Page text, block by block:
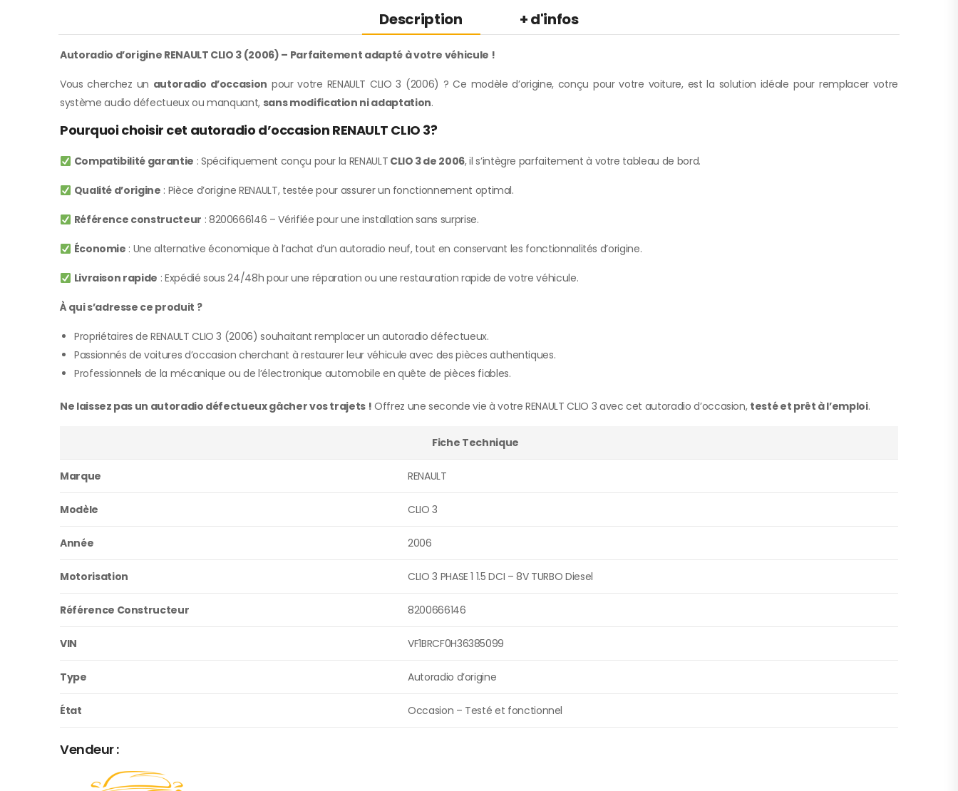
Description + d'infos
Autoradio d’origine RENAULT CLIO 3 (2006) – Parfaitement adapté à votre véhicule !
Vous cherchez un autoradio d’occasion pour votre RENAULT CLIO 3 (2006) ? Ce modèle d’origine, conçu pour votre voiture, est la solution idéale pour remplacer votre
système audio défectueux ou manquant, sans modification ni adaptation.
Pourquoi choisir cet autoradio d’occasion RENAULT CLIO 3?
Compatibilité garantie : Spécifiquement conçu pour la RENAULT CLIO 3 de 2006, il s’intègre parfaitement à votre tableau de bord.
Qualité d’origine : Pièce d’origine RENAULT, testée pour assurer un fonctionnement optimal.
Référence constructeur : 8200666146 – Vérifiée pour une installation sans surprise.
Économie : Une alternative économique à l’achat d’un autoradio neuf, tout en conservant les fonctionnalités d’origine.
Livraison rapide : Expédié sous 24/48h pour une réparation ou une restauration rapide de votre véhicule.
À qui s’adresse ce produit ?
Propriétaires de RENAULT CLIO 3 (2006) souhaitant remplacer un autoradio défectueux.
Passionnés de voitures d’occasion cherchant à restaurer leur véhicule avec des pièces authentiques.
Professionnels de la mécanique ou de l’électronique automobile en quête de pièces fiables.
Ne laissez pas un autoradio défectueux gâcher vos trajets ! Offrez une seconde vie à votre RENAULT CLIO 3 avec cet autoradio d’occasion, testé et prêt à l’emploi.
Fiche Technique
Marque RENAULT
Modèle CLIO 3
Année 2006
Motorisation CLIO 3 PHASE 1 1.5 DCI – 8V TURBO Diesel
Référence Constructeur 8200666146
VIN VF1BRCF0H36385099
Type Autoradio d’origine
État Occasion – Testé et fonctionnel
Vendeur :